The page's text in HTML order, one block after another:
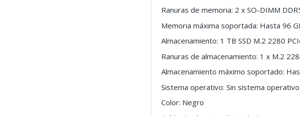
Ranuras de memoria: 2 x SO-DIMM
Memoria máxima soportada: Hasta 96
Almacenamiento: 1 TB SSD M.2 2280
Ranuras de almacenamiento: 1 x M.2
Almacenamiento máximo soportado:
Sistema operativo: Sin sistema operativo
Color: Negro